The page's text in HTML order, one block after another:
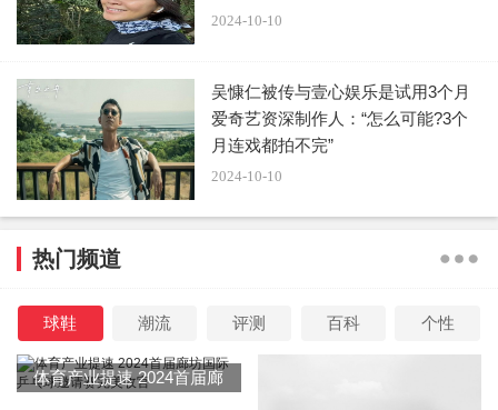
依照白发人不送黑发人的传统习俗，李玟高龄84岁的母
亲没有现身追悼会。此前被传与李玟家人不和的
夫乐裕民（Bruce）当日也带着李玟的两个继女低调出席追
悼会。
依据香港的习俗，在追悼会后，李玟将在8月1日火化。
2024-10-10
吴慷仁被传与壹心娱乐是试用3个月
爱奇艺资深制作人：“怎么可能?3个
月连戏都拍不完”
2024-10-10
热门频道
球鞋 潮流 评测 百科 个性
体育产业提速 2024首届廊